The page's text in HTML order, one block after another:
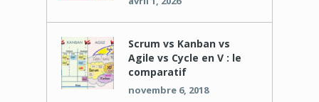
Scrum vs Kanban vs
Agile vs Cycle en V : le
comparatif
novembre 6, 2018